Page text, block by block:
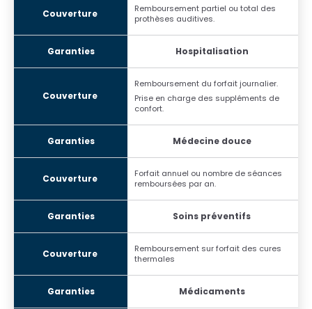
Remboursement partiel ou total des
prothèses auditives.
Hospitalisation
Remboursement du forfait journalier.
Prise en charge des suppléments de
confort.
Médecine douce
Forfait annuel ou nombre de séances
remboursées par an.
Soins préventifs
Remboursement sur forfait des cures
thermales
Médicaments